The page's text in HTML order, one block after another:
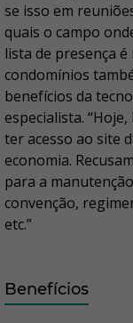
se isso em
quais o campo
lista de presença é
condomínios
benefícios da
especialista.
ter acesso ao site
economia.
para a
convenção,
etc.”
Benefícios